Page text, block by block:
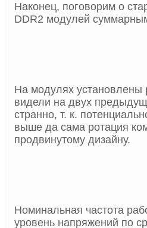
Наконец, поговорим о
DDR2 модулей
На модулях
видели на двух
странно, т. к.
выше да сама ротация
продвинутому дизайну.
Номинальная частота
уровень напряжений по